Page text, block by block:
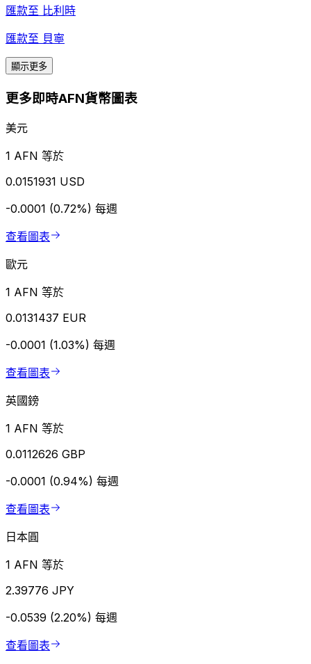
匯款至 比利時
匯款至 貝寧
顯示更多
更多即時AFN貨幣圖表
美元
1 AFN 等於
0.0151931 USD
-0.0001 (0.72%) 每週
查看圖表
歐元
1 AFN 等於
0.0131437 EUR
-0.0001 (1.03%) 每週
查看圖表
英國鎊
1 AFN 等於
0.0112626 GBP
-0.0001 (0.94%) 每週
查看圖表
日本圓
1 AFN 等於
2.39776 JPY
-0.0539 (2.20%) 每週
查看圖表